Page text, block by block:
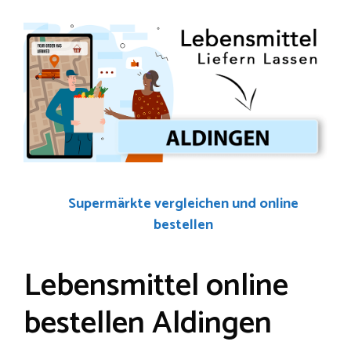
Supermärkte vergleichen und online
bestellen
Lebensmittel online
bestellen Aldingen